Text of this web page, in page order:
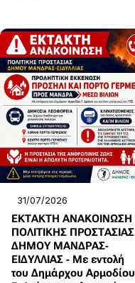
31/07/2026
ΕΚΤΑΚΤΗ ΑΝΑΚΟΙΝΩΣΗ
ΠΟΛΙΤΙΚΗΣ ΠΡΟΣΤΑΣΙΑΣ
ΔΗΜΟΥ ΜΑΝΔΡΑΣ-
ΕΙΔΥΛΛΙΑΣ - Με εντολή
του Δημάρχου Αρμοδίου